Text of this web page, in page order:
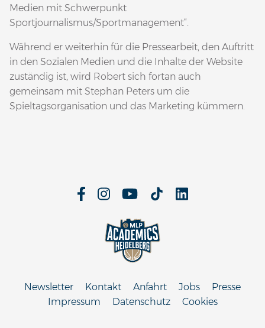
Medien mit Schwerpunkt
Sportjournalismus/Sportmanagement“.
Während er weiterhin für die Pressearbeit, den Auftritt
in den Sozialen Medien und die Inhalte der Website
zuständig ist, wird Robert sich fortan auch
gemeinsam mit Stephan Peters um die
Spieltagsorganisation und das Marketing kümmern.
Newsletter Kontakt Anfahrt Jobs
Presse
Impressum
Datenschutz Cookies